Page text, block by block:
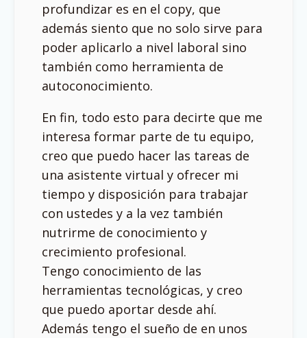
profundizar es en el copy, que
además siento que no solo sirve para
poder aplicarlo a nivel laboral sino
también como herramienta de
autoconocimiento.
En fin, todo esto para decirte que me
interesa formar parte de tu equipo,
creo que puedo hacer las tareas de
una asistente virtual y ofrecer mi
tiempo y disposición para trabajar
con ustedes y a la vez también
nutrirme de conocimiento y
crecimiento profesional.
Tengo conocimiento de las
herramientas tecnológicas, y creo
que puedo aportar desde ahí.
Además tengo el sueño de en unos